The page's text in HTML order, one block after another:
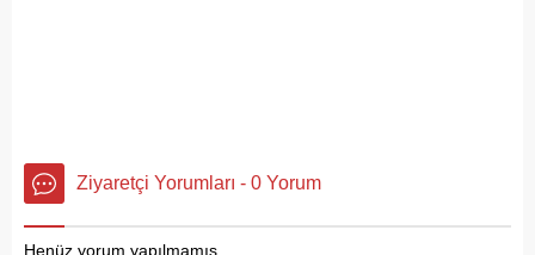
Ziyaretçi Yorumları - 0 Yorum
Henüz yorum yapılmamış.